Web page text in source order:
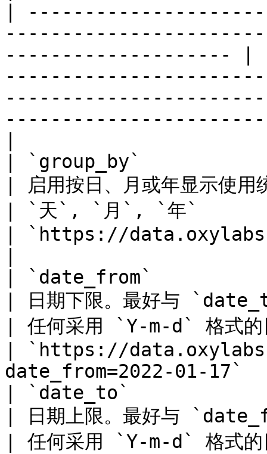
|
-------------------- |
| `group_by`
| 启用按日、月或年显示使用
| `天`, `月`, `年`
| `https://
| `date_from`
| 日期下限。最好与
| 任何采用 `Y-m-d` 格式的
| `https://
date_from=2022-01-
| `date_to`
| 日期上限。最好与
| 任何采用 `Y-m-d` 格式的